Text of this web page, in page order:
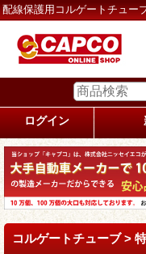
配線保護用コルゲートチュー
ログイン
コルゲートチューブ >